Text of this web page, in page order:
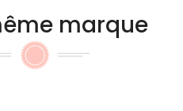
marque